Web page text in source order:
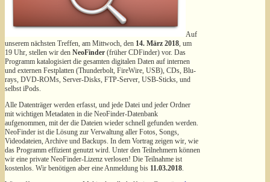
Auf
unserem nächsten Treffen, am Mittwoch, den 14. März 2018, um
19 Uhr, stellen wir den NeoFinder (früher CDFinder) vor. Das
Programm katalogisiert die gesamten digitalen Daten auf internen
und externen Festplatten (Thunderbolt, FireWire, USB), CDs, Blu-
rays, DVD-ROMs, Server-Disks, FTP-Server, USB-Sticks, und
selbst iPods.
Alle Datenträger werden erfasst, und jede Datei und jeder Ordner
mit wichtigen Metadaten in die NeoFinder-Datenbank
aufgenommen, mit der die Dateien wieder schnell gefunden werden.
NeoFinder ist die Lösung zur Verwaltung aller Fotos, Songs,
Videodateien, Archive und Backups. In dem Vortrag zeigen wir, wie
das Programm effizient genutzt wird. Unter den Teilnehmern können
wir eine private NeoFinder-Lizenz verlosen! Die Teilnahme ist
kostenlos. Wir benötigen aber eine Anmeldung bis 11.03.2018.